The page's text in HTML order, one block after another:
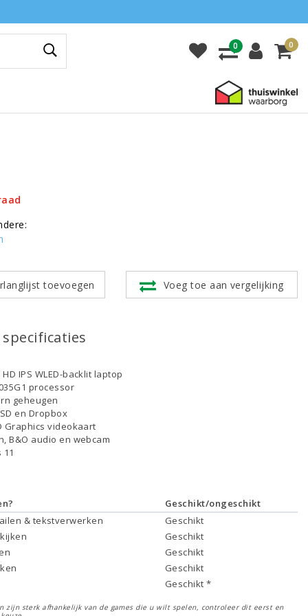
0 0
toevoegen Voeg toe aan vergelijking
IPS WLED-backlit laptop
processor
geheugen
en Dropbox
Graphics videokaart
B&O audio en webcam
Geschikt/ongeschikt
& tekstverwerken
Geschikt
Geschikt
Geschikt
Geschikt
Geschikt *
zijn sterk afhankelijk van de games die u wilt spelen, controleer dit eerst en